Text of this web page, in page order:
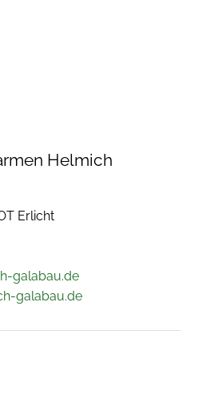
Helmich
Erlicht
galabau.de
galabau.de